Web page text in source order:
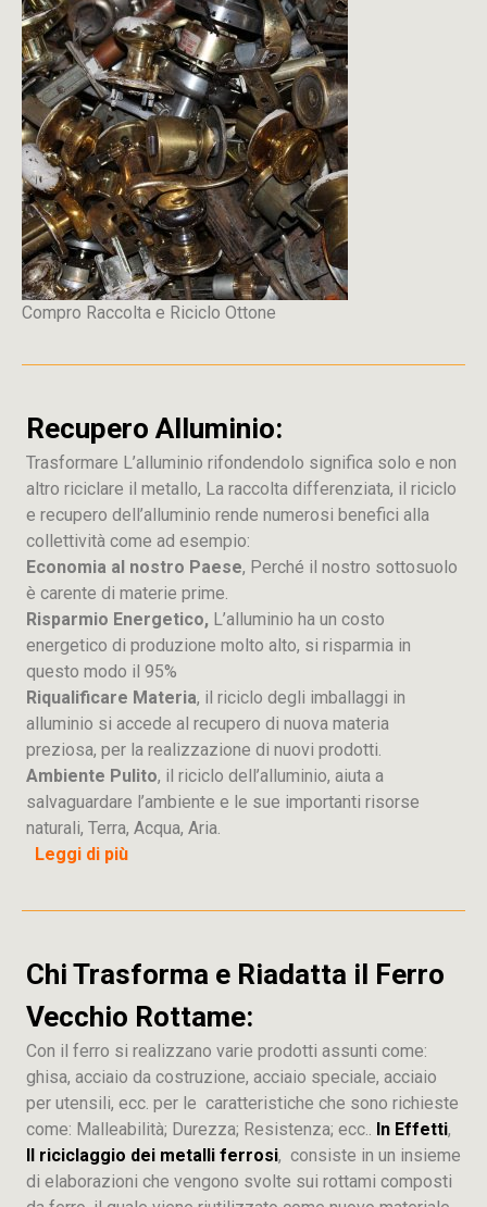
Compro Raccolta e Riciclo Ottone
Recupero Alluminio:
Trasformare L’alluminio rifondendolo significa solo e non
altro riciclare il metallo, La raccolta differenziata, il riciclo
e recupero dell’alluminio rende numerosi benefici alla
collettività come ad esempio:
Economia al nostro Paese, Perché il nostro sottosuolo
è carente di materie prime.
Risparmio Energetico, L’alluminio ha un costo
energetico di produzione molto alto, si risparmia in
questo modo il 95%
Riqualificare Materia, il riciclo degli imballaggi in
alluminio si accede al recupero di nuova materia
preziosa, per la realizzazione di nuovi prodotti.
Ambiente Pulito, il riciclo dell’alluminio, aiuta a
salvaguardare l’ambiente e le sue importanti risorse
naturali, Terra, Acqua, Aria.
Leggi di più
Chi Trasforma e Riadatta il Ferro
Vecchio Rottame:
Con il ferro si realizzano varie prodotti assunti come:
ghisa, acciaio da costruzione, acciaio speciale, acciaio
per utensili, ecc. per le caratteristiche che sono richieste
come: Malleabilità; Durezza; Resistenza; ecc.. In Effetti,
Il riciclaggio dei metalli ferrosi, consiste in un insieme
di elaborazioni che vengono svolte sui rottami composti